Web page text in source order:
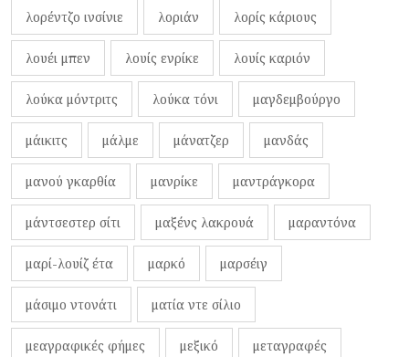
λορέντζο ινσίνιε λοριάν λορίς κάριους
λουέι μπεν λουίς ενρίκε λουίς καριόν
λούκα μόντριτς λούκα τόνι μαγδεμβούργο
μάικιτς μάλμε μάνατζερ μανδάς
μανού γκαρθία μανρίκε μαντράγκορα
μάντσεστερ σίτι μαξένς λακρουά μαραντόνα
μαρί-λουίζ έτα μαρκό μαρσέιγ
μάσιμο ντονάτι ματία ντε σίλιο
μεαγραφικές φήμες μεξικό μεταγραφές